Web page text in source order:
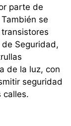
parte de
se
Seguridad,
de la luz, con
seguridad
calles.